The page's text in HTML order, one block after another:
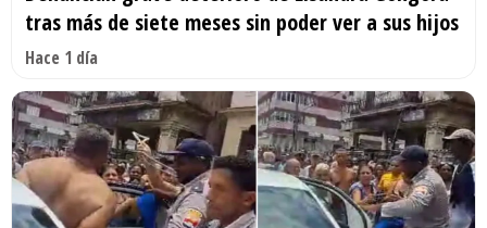
tras más de siete meses sin poder ver a sus hijos
Hace 1 día